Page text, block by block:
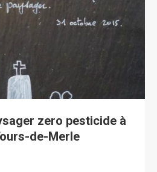
zero pesticide à
de-Merle